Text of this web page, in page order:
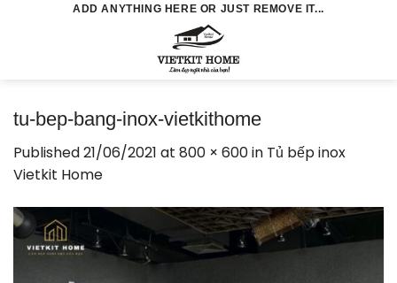
ADD ANYTHING HERE OR JUST REMOVE IT...
tu-bep-bang-inox-vietkithome
Published21/06/2021 at 800 × 600in Tủ bếp inox
Vietkit Home